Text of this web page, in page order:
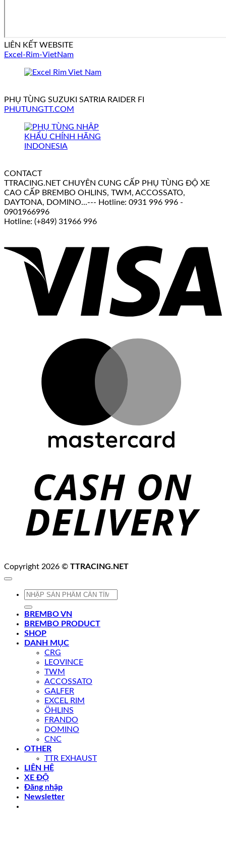
LIÊN KẾT WEBSITE
Excel-Rim-VietNam
PHỤ TÙNG SUZUKI SATRIA RAIDER FI
PHUTUNGTT.COM
CONTACT
TTRACING.NET CHUYÊN CUNG CẤP PHỤ TÙNG ĐỘ XE
CAO CẤP BREMBO OHLINS, TWM, ACCOSSATO,
DAYTONA, DOMINO...--- Hotline: 0931 996 996 -
0901966996
Hotline: (+849) 31966 996
Copyright 2026 © TTRACING.NET
Tìm
BREMBO VN
BREMBO PRODUCT
SHOP
DANH MỤC
CRG
LEOVINCE
TWM
ACCOSSATO
GALFER
EXCEL RIM
ÖHLINS
FRANDO
DOMINO
CNC
OTHER
TTR EXHAUST
LIÊN HỆ
XE ĐỘ
Đăng nhập
Newsletter